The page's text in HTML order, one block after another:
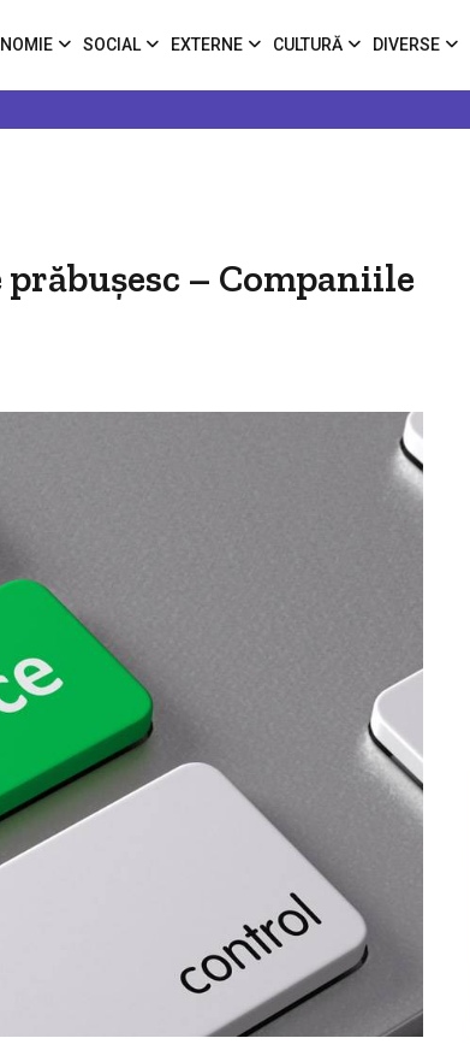
SOCIAL EXTERNE CULTURĂ DIVERSE
– Companiile